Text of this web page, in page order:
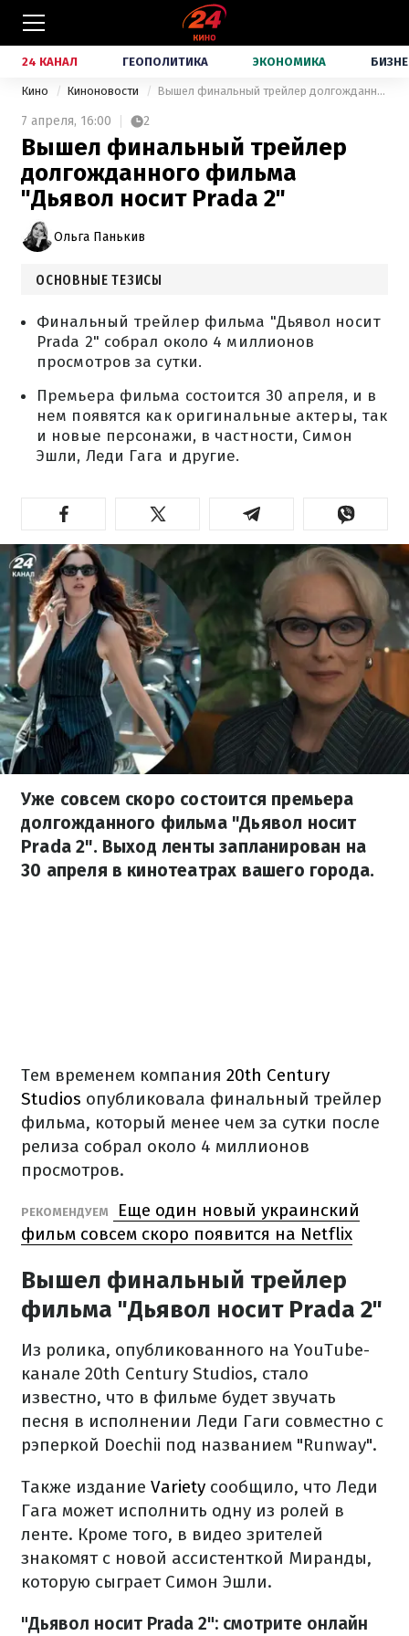
24 КАНАЛ ГЕОПОЛИТИКА ЭКОНОМИКА
Кино Киноновости Вышел финальный трейлер долгожданного фильма "Дьявол носит Prada 2"
7 апреля, 16:00 2
Вышел финальный трейлер
долгожданного фильма
"Дьявол носит Prada 2"
Ольга Панькив
ОСНОВНЫЕ ТЕЗИСЫ
Финальный трейлер фильма "Дьявол носит
Prada 2" собрал около 4 миллионов
просмотров за сутки.
Премьера фильма состоится 30 апреля, и в
нем появятся как оригинальные актеры, так
и новые персонажи, в частности, Симон
Эшли, Леди Гага и другие.
Уже совсем скоро состоится премьера
долгожданного фильма "Дьявол носит
Prada 2". Выход ленты запланирован на
30 апреля в кинотеатрах вашего города.
Тем временем компания 20th Century
Studios опубликовала финальный трейлер
фильма, который менее чем за сутки после
релиза собрал около 4 миллионов
просмотров.
РЕКОМЕНДУЕМ
Еще один новый украинский
фильм совсем скоро появится на Netflix
Вышел финальный трейлер
фильма "Дьявол носит Prada 2"
Из ролика, опубликованного на YouTube-
канале 20th Century Studios, стало
известно, что в фильме будет звучать
песня в исполнении Леди Гаги совместно с
рэперкой Doechii под названием "Runway".
Также издание Variety сообщило, что Леди
Гага может исполнить одну из ролей в
ленте. Кроме того, в видео зрителей
знакомят с новой ассистенткой Миранды,
которую сыграет Симон Эшли.
"Дьявол носит Prada 2": смотрите онлайн